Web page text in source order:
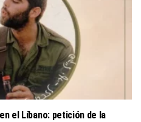
el Líbano: petición de la